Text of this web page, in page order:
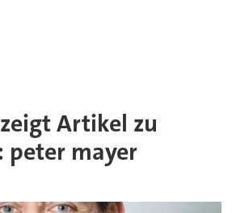
Artikel zu
peter mayer